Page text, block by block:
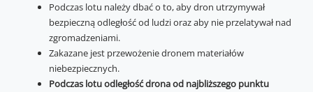
Podczas lotu należy dbać o to, aby dron utrzymywał
bezpieczną odległość od ludzi oraz aby nie przelatywał nad
zgromadzeniami.
Zakazane jest przewożenie dronem materiałów
niebezpiecznych.
Podczas lotu odległość drona od najbliższego punktu